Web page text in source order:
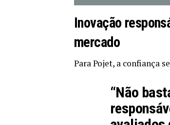
Inovação
mercado
Para Pojet, a confiança
“Não